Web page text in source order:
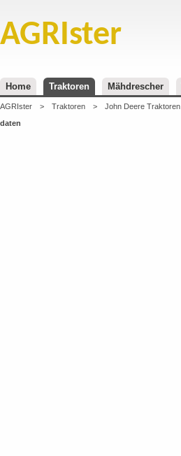
AGRIster
Home Traktoren Mähdrescher
AGRIster > Traktoren > John Deere Traktoren
daten